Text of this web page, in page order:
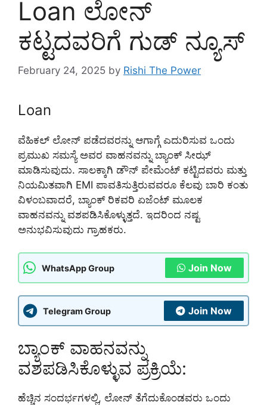
Loan ಲೋನ್
ಕಟ್ಟದವರಿಗೆ ಗುಡ್ ನ್ಯೂಸ್
February 24, 2025 by Rishi The Power
Loan
ವೆಹಿಕಲ್ ಲೋನ್ ಪಡೆದವರನ್ನು ಆಗಾಗ್ಗೆ ಎದುರಿಸುವ ಒಂದು
ಪ್ರಮುಖ ಸಮಸ್ಯೆ ಅವರ ವಾಹನವನ್ನು ಬ್ಯಾಂಕ್ ಸೀಝ್
ಮಾಡಿಸುವುದು. ಸಾಲಕ್ಕಾಗಿ ಡೌನ್ ಪೇಮೆಂಟ್ ಕಟ್ಟಿದವರು ಮತ್ತು
ನಿಯಮಿತವಾಗಿ EMI ಪಾವತಿಸುತ್ತಿರುವವರೂ ಕೆಲವು ಬಾರಿ ಕಂತು
ವಿಳಂಬವಾದರೆ, ಬ್ಯಾಂಕ್ ರಿಕವರಿ ಏಜೆಂಟ್ ಮೂಲಕ
ವಾಹನವನ್ನು ವಶಪಡಿಸಿಕೊಳ್ಳುತ್ತದೆ. ಇದರಿಂದ ನಷ್ಟ
ಅನುಭವಿಸುವುದು ಗ್ರಾಹಕರು.
WhatsApp Group Join Now
Telegram Group Join Now
ಬ್ಯಾಂಕ್ ವಾಹನವನ್ನು
ವಶಪಡಿಸಿಕೊಳ್ಳುವ ಪ್ರಕ್ರಿಯೆ:
ಹೆಚ್ಚಿನ ಸಂದರ್ಭಗಳಲ್ಲಿ, ಲೋನ್ ತೆಗೆದುಕೊಂಡವರು ಒಂದು